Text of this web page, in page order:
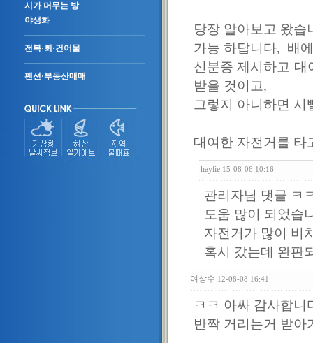
시가 머무는 방
야생화
전복·회·건어물
펜션·부동산매매
당장 알아보고 왔습
가능 하답니다, 배
신분증 제시하고 대
받을 것이고,
그렇지 아니하면
대여한 자전거를 타
haylie 15-08-06 10:16
관리자님 댓글 ㅋ
도움 많이 되었습
자전거가 많이 비
혹시 갔는데 완판
여상수 12-08-08 16:41
ㅋㅋ 아싸 감사합니
반짝 거리는거 받아